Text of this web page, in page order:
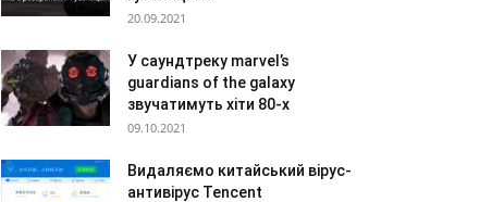
20.09.2021
У саундтреку marvel’s
guardians of the galaxy
звучатимуть хіти 80-х
09.10.2021
Видаляємо китайський вірус-
антивірус Tencent